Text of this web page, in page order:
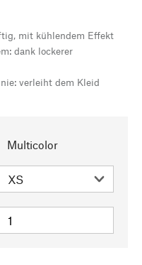
mit kühlendem Effekt
dank lockerer
verleiht dem Kleid
Multicolor